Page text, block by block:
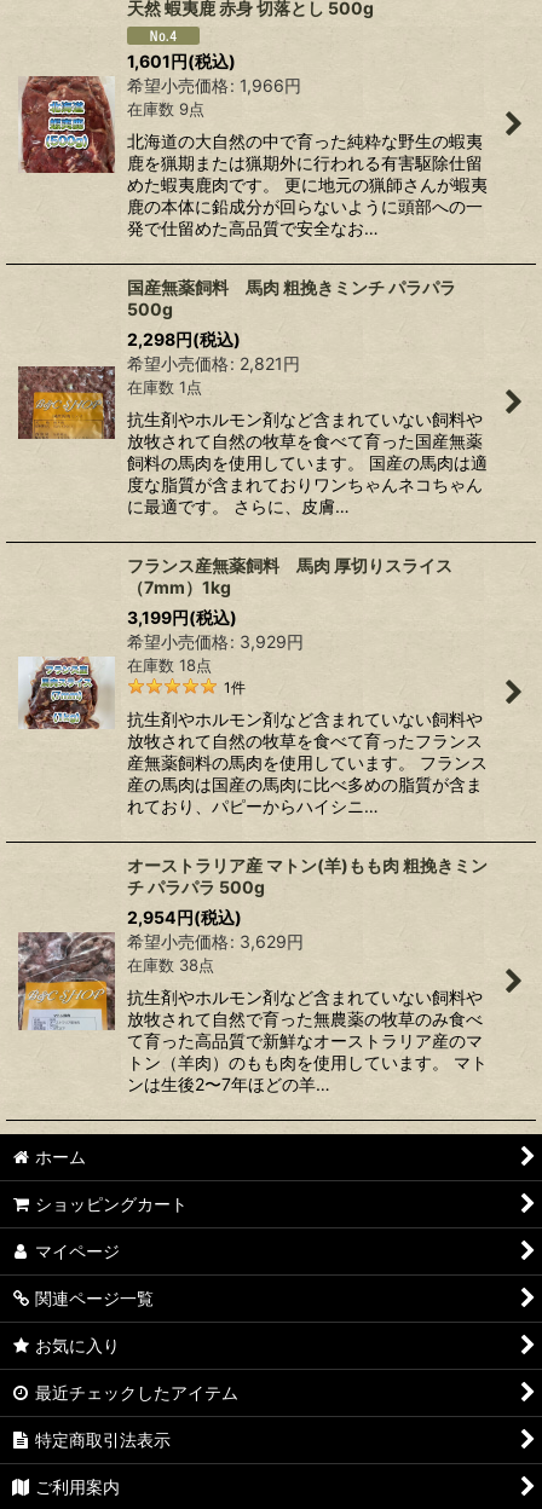
天然 蝦夷鹿 赤身 切落とし 500g
1,601円(税込)
希望小売価格: 1,966円
在庫数 9点
北海道の大自然の中で育った純粋な野生の蝦夷
鹿を猟期または猟期外に行われる有害駆除仕留
めた蝦夷鹿肉です。 更に地元の猟師さんが蝦夷
鹿の本体に鉛成分が回らないように頭部への一
発で仕留めた高品質で安全なお…
国産無薬飼料 馬肉 粗挽きミンチ パラパラ
500g
2,298円(税込)
希望小売価格: 2,821円
在庫数 1点
抗生剤やホルモン剤など含まれていない飼料や
放牧されて自然の牧草を食べて育った国産無薬
飼料の馬肉を使用しています。 国産の馬肉は適
度な脂質が含まれておりワンちゃんネコちゃん
に最適です。 さらに、皮膚…
フランス産無薬飼料 馬肉 厚切りスライス
（7mm）1kg
3,199円(税込)
希望小売価格: 3,929円
在庫数 18点
1件
抗生剤やホルモン剤など含まれていない飼料や
放牧されて自然の牧草を食べて育ったフランス
産無薬飼料の馬肉を使用しています。 フランス
産の馬肉は国産の馬肉に比べ多めの脂質が含ま
れており、パピーからハイシニ…
オーストラリア産 マトン(羊)もも肉 粗挽きミン
チ パラパラ 500g
2,954円(税込)
希望小売価格: 3,629円
在庫数 38点
抗生剤やホルモン剤など含まれていない飼料や
放牧されて自然で育った無農薬の牧草のみ食べ
て育った高品質で新鮮なオーストラリア産のマ
トン（羊肉）のもも肉を使用しています。 マト
ンは生後2〜7年ほどの羊…
ホーム
ショッピングカート
マイページ
関連ページ一覧
お気に入り
最近チェックしたアイテム
特定商取引法表示
ご利用案内